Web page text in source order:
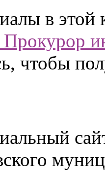
в этой
Прокурор
чтобы